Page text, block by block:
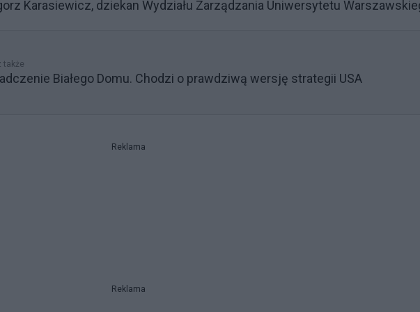
Karasiewicz, dziekan Wydziału Zarządzania Uniwersytetu
także
Białego Domu. Chodzi o prawdziwą wersję strategii USA
Reklama
Reklama